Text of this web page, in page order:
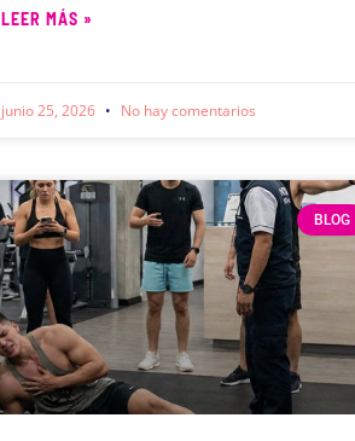
LEER MÁS »
junio 25, 2026 No hay comentarios
BLOG